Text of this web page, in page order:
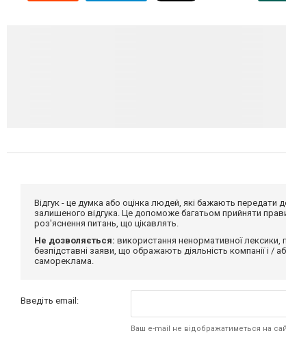
Відгук - це думка або оцінка людей, які бажають
залишеного відгука. Це допоможе багатьом прийняти
роз'яснення питань, що цікавлять.
Не дозволяється: використання ненормативної лексики,
безпідставні заяви, що ображають діяльність компанії і /
самореклама.
Введіть email:
Ваш e-mail не відображатиметься на